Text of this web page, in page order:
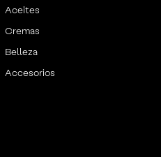
Aceites
Cremas
Belleza
Accesorios